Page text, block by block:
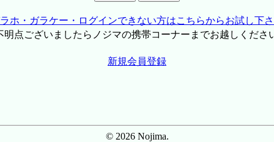
ホ・ガラケー・ログインできない方はこちらからお試し下
点ございましたらノジマの携帯コーナーまでお越しくださ
新規会員登録
© 2026 Nojima.